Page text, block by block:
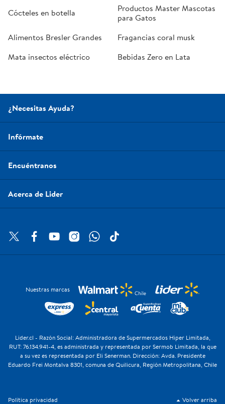
Cócteles en botella
Productos Master Mascotas
para Gatos
Alimentos Bresler Grandes
Fragancias coral musk
Mata insectos eléctrico
Bebidas Zero en Lata
¿Necesitas Ayuda?
Infórmate
Encuéntranos
Acerca de Lider
Nuestras marcas
Lider.cl - Razón Social: Administradora de Supermercados Hiper Limitada,
RUT: 76.134.941-4, es administrada y representada por Sermob Limitada, la que
a su vez es representada por Eli Senerman. Dirección: Avda. Presidente
Eduardo Frei Montalva 8301, comuna de Quilicura, Región Metropolitana, Chile
Política privacidad Volver arriba